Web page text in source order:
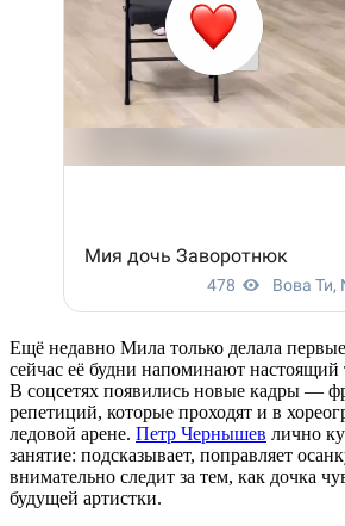
Ещё недавно Мила только делала
сейчас её будни напоминают настоящий
В соцсетях появились новые кадры —
репетиций, которые проходят и в
ледовой арене. Петр Чернышев лично
занятие: подсказывает, поправляет
внимательно следит за тем, как дочка
будущей артистки.